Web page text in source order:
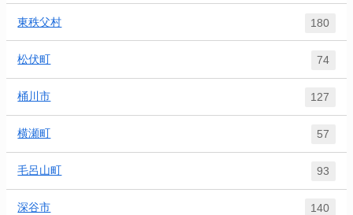
東秩父村 180
松伏町 74
桶川市 127
横瀬町 57
毛呂山町 93
深谷市 140